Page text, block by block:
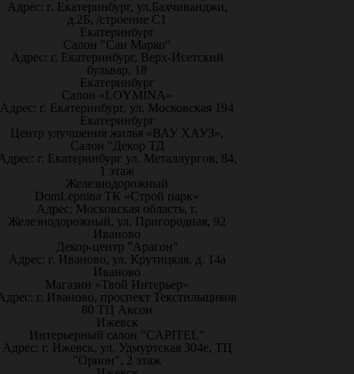
Адрес: г. Екатеринбург, ул.Бахчиванджи,
д.2Б, /строение С1
Екатеринбург
Салон "Сан Марко"
Адрес: г. Екатеринбург, Верх-Исетский
бульвар, 18
Екатеринбург
Салон «LOYMINA»
Адрес: г. Екатеринбург, ул. Московская 194
Екатеринбург
Центр улучшения жилья «ВАУ ХАУЗ»,
Салон "Декор ТД
г. Екатеринбург ул. Металлургов, 84,
1 этаж
Железнодорожный
DomLepnina ТК «Строй парк»
Адрес: Московская область, г.
Железнодорожный, ул. Пригородная, 92
Иваново
Декор-центр "Арагон"
Адрес: г. Иваново, ул. Крутицкая, д. 14а
Иваново
Магазин «Твой Интерьер»
г. Иваново, проспект Текстильщиков
80 ТЦ Аксон
Ижевск
Интерьерный салон "CAPITEL"
Адрес: г. Ижевск, ул. Удмуртская 304е, ТЦ
"Орион", 2 этаж